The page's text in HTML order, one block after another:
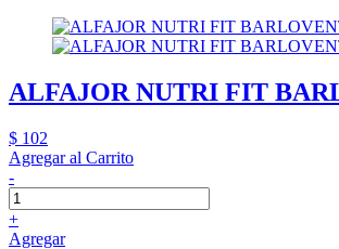
ALFAJOR NUTRI FIT
$ 102
Agregar al Carrito
-
+
Agregar